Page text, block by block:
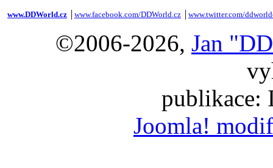
www.DDWorld.cz www.facebook.com/DDWorld.cz www.twitter.com/
©2006-2026, Jan
publikace:
Joomla!